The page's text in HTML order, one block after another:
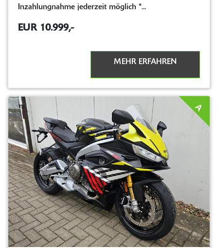
Inzahlungnahme jederzeit möglich *...
EUR 10.999,-
MEHR ERFAHREN
A